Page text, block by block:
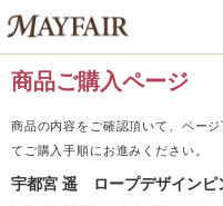
商品ご購入ページ
商品の内容をご確認頂いて、ペー
てご購入手順にお進みください。
宇都宮 遥 ロープデザインピ